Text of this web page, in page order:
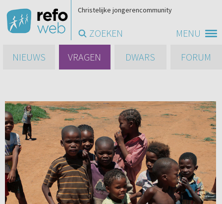
MENU
Christelijke jongerencommunity
ZOEKEN
NIEUWS
VRAGEN DWARS FORUM